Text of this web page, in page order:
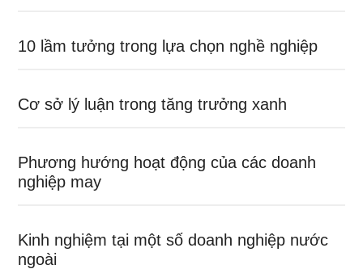
10 lầm tưởng trong lựa chọn nghề nghiệp
Cơ sở lý luận trong tăng trưởng xanh
Phương hướng hoạt động của các doanh
nghiệp may
Kinh nghiệm tại một số doanh nghiệp nước
ngoài